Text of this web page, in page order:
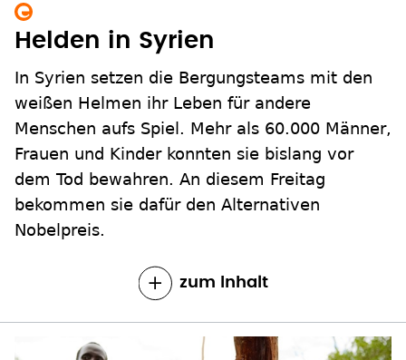
Helden in Syrien
In Syrien setzen die Bergungsteams mit den
weißen Helmen ihr Leben für andere
Menschen aufs Spiel. Mehr als 60.000 Männer,
Frauen und Kinder konnten sie bislang vor
dem Tod bewahren. An diesem Freitag
bekommen sie dafür den Alternativen
Nobelpreis.
zum Inhalt